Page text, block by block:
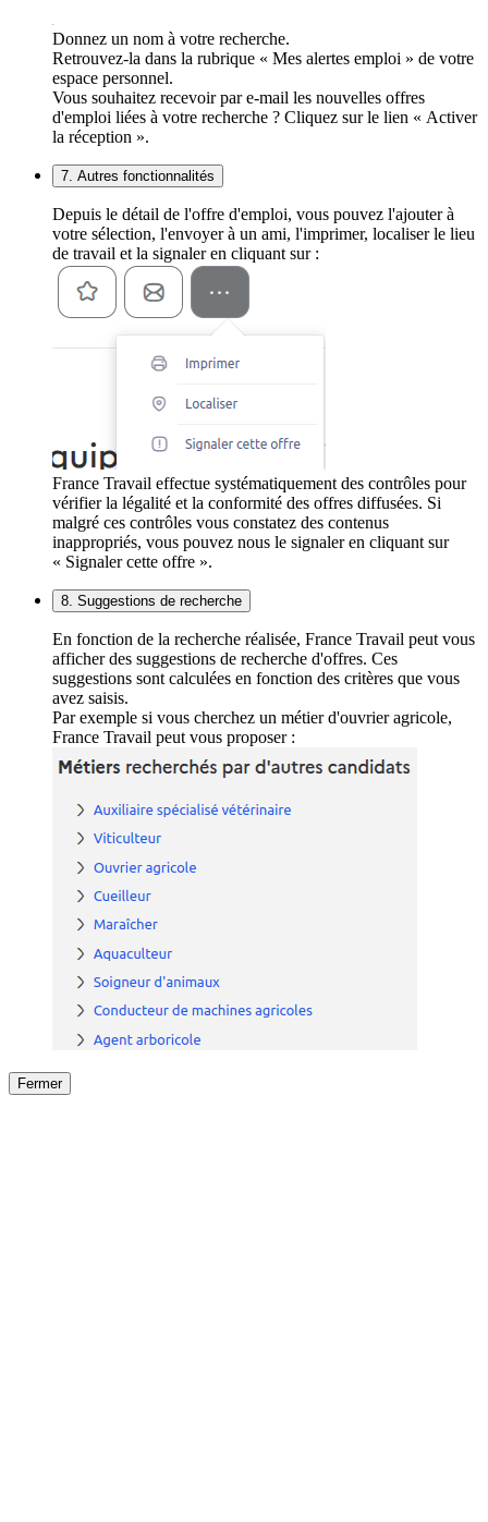
Donnez un nom à votre recherche.
Retrouvez-la dans la rubrique « Mes alertes emploi » de votre
espace personnel.
Vous souhaitez recevoir par e-mail les nouvelles offres
d'emploi liées à votre recherche ? Cliquez sur le lien « Activer
la réception ».
7. Autres fonctionnalités
Depuis le détail de l'offre d'emploi, vous pouvez l'ajouter à
votre sélection, l'envoyer à un ami, l'imprimer, localiser le lieu
de travail et la signaler en cliquant sur :
France Travail effectue systématiquement des contrôles pour
vérifier la légalité et la conformité des offres diffusées. Si
malgré ces contrôles vous constatez des contenus
inappropriés, vous pouvez nous le signaler en cliquant sur
« Signaler cette offre ».
8. Suggestions de recherche
En fonction de la recherche réalisée, France Travail peut vous
afficher des suggestions de recherche d'offres. Ces
suggestions sont calculées en fonction des critères que vous
avez saisis.
Par exemple si vous cherchez un métier d'ouvrier agricole,
France Travail peut vous proposer :
Fermer